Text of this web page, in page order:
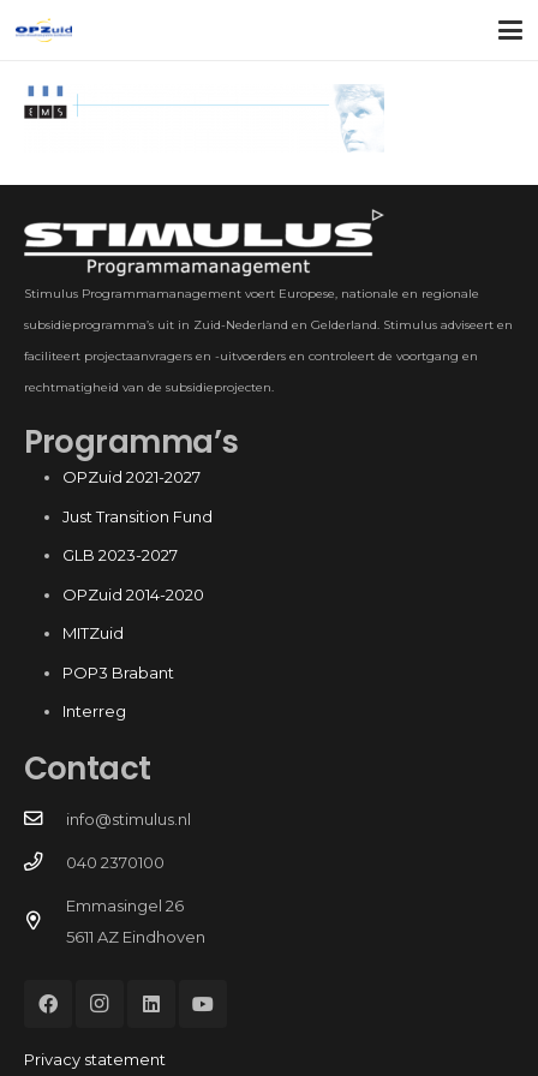
Stimulus Programmamanagement voert Europese, nationale en regionale
subsidieprogramma’s uit in Zuid-Nederland en Gelderland. Stimulus adviseert en
faciliteert projectaanvragers en -uitvoerders en controleert de voortgang en
rechtmatigheid van de subsidieprojecten.
Programma’s
OPZuid 2021-2027
Just Transition Fund
GLB 2023-2027
OPZuid 2014-2020
MITZuid
POP3 Brabant
Interreg
Contact
info@stimulus.nl
040 2370100
Emmasingel 26
5611 AZ Eindhoven
Privacy statement